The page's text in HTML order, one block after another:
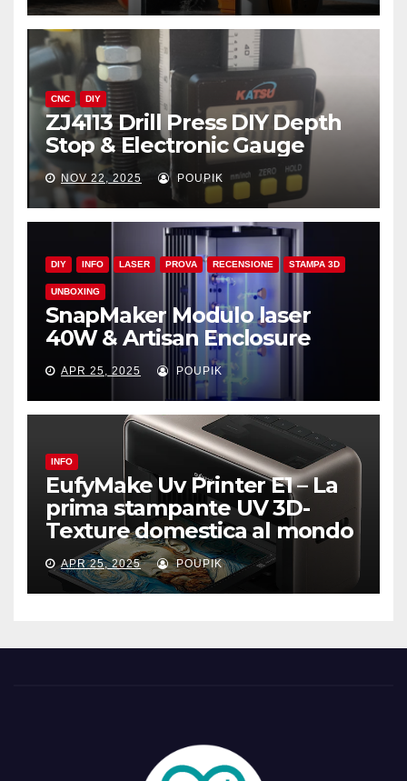
CNC DIY
ZJ4113 Drill Press DIY Depth
Stop & Electronic Gauge
NOV 22, 2025 POUPIK
DIY INFO LASER PROVA RECENSIONE STAMPA 3D
UNBOXING
SnapMaker Modulo laser
40W & Artisan Enclosure
APR 25, 2025 POUPIK
INFO
EufyMake Uv Printer E1 – La
prima stampante UV 3D-
Texture domestica al mondo
APR 25, 2025 POUPIK